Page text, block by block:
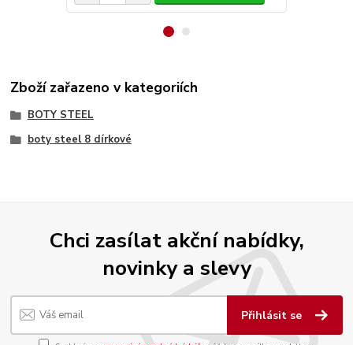
Zboží zařazeno v kategoriích
BOTY STEEL
boty steel 8 dírkové
Chci zasílat akční nabídky,
novinky a slevy
Přihlásit se